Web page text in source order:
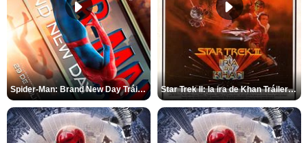
Spider-Man: Brand New Day Tráiler (3) Star Trek II: la ira de Khan Tráiler VO